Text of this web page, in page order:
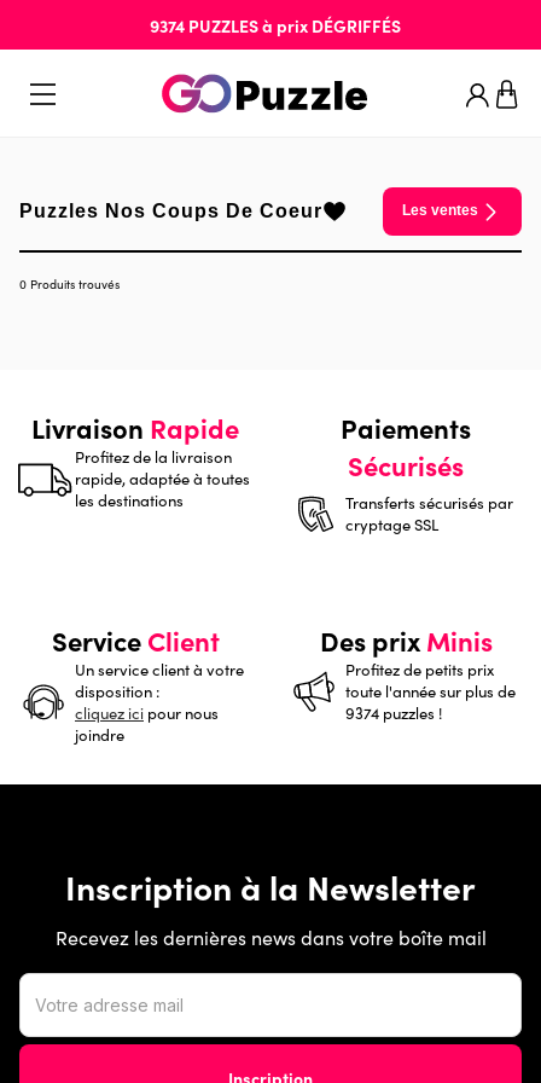
9374 PUZZLESà prix DÉGRIFFÉS
Puzzles Nos Coups De Coeur Les ventes
0 Produits trouvés
Livraison Rapide
Profitez de la livraison
rapide, adaptée à toutes
les destinations
Paiements
Sécurisés
Transferts sécurisés par
cryptage SSL
ServiceClient
Un service client à votre
disposition :
cliquez ici pour nous
joindre
Des prixMinis
Profitez de petits prix
toute l'année sur plus de
9374 puzzles !
Inscription à la Newsletter
Recevez les dernières news dans votre boîte mail